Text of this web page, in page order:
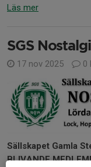
Läs mer
SGS
17 nov 2025 0
Sällskapet Gamla
BLIVANDE